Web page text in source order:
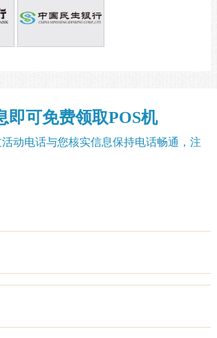
即可免费领取POS机
动电话与您核实信息保持电话畅通，注